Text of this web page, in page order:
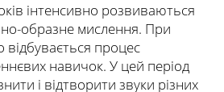
інтенсивно розвиваються
образне мислення. При
процес
навичок. У цей період
і відтворити звуки різних